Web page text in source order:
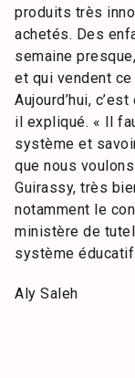
produits très
achetés. Des
semaine
et qui vendent
Aujourd’hui,
il expliqué. « Il
système et
que nous
Guirassy, très
notamment le
ministère de
système éducatif.
Aly Saleh